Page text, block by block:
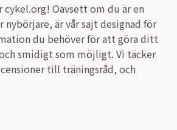
Oavsett om du är en
är vår sajt designad för
du behöver för att göra ditt
smidigt som möjligt. Vi täcker
till träningsråd, och